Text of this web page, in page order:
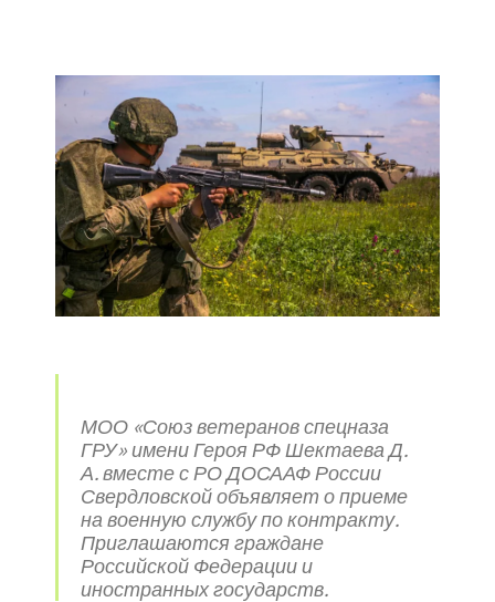
МОО «Союз ветеранов спецназа
ГРУ» имени Героя РФ Шектаева Д.
А. вместе с РО ДОСААФ России
Свердловской объявляет о приеме
на военную службу по контракту.
Приглашаются граждане
Российской Федерации и
иностранных государств.